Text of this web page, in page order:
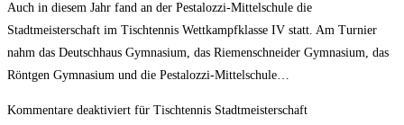
Auch in diesem Jahr fand an der Pestalozzi-Mittelschule die
Stadtmeisterschaft im Tischtennis Wettkampfklasse IV statt. Am Turnier
nahm das Deutschhaus Gymnasium, das Riemenschneider Gymnasium, das
Röntgen Gymnasium und die Pestalozzi-Mittelschule…
Kommentare deaktiviert für Tischtennis Stadtmeisterschaft